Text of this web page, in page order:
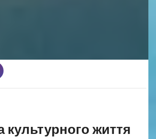
культурного життя